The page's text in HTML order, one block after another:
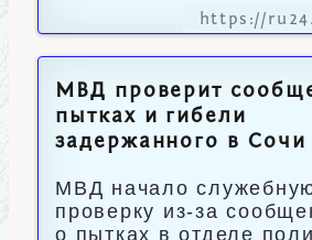
https://
МВД проверит
пытках и гибели
задержанного в Сочи
МВД начало
проверку из-за
о пытках в отделе